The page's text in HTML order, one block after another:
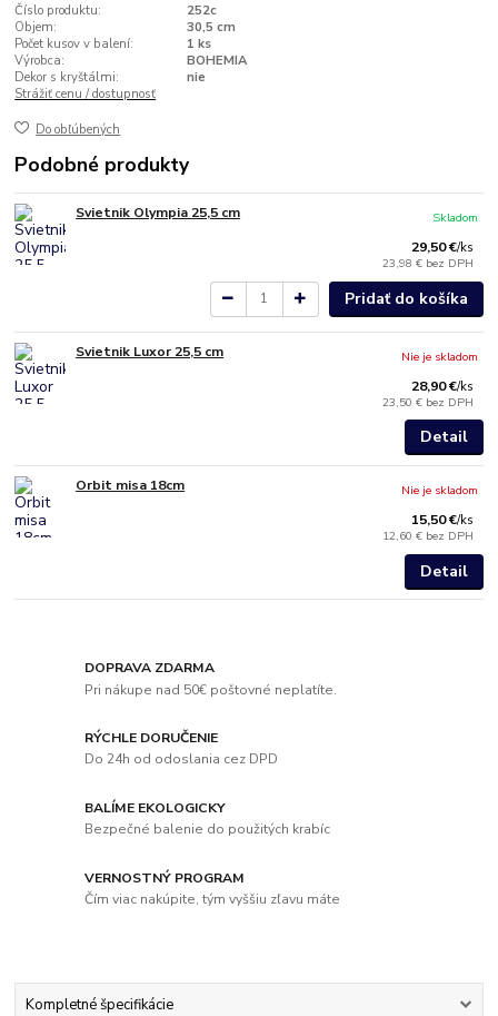
Číslo produktu:
252c
Objem:
30,5 cm
Počet kusov v balení:
1 ks
Výrobca:
BOHEMIA
Dekor s kryštálmi:
nie
Strážiť cenu / dostupnosť
Do obľúbených
Podobné produkty
Svietnik Olympia 25,5 cm
29,50 €/ks
23,98 € bez DPH
Skladom
Pridať do košíka
Svietnik Luxor 25,5 cm
28,90 €/ks
23,50 € bez DPH
Nie je skladom
Detail
Orbit misa 18cm
15,50 €/ks
12,60 € bez DPH
Nie je skladom
Detail
DOPRAVA ZDARMA
Pri nákupe nad 50€ poštovné neplatíte.
RÝCHLE DORUČENIE
Do 24h od odoslania cez DPD
BALÍME EKOLOGICKY
Bezpečné balenie do použitých krabíc
VERNOSTNÝ PROGRAM
Čím viac nakúpite, tým vyššiu zľavu máte
Kompletné špecifikácie